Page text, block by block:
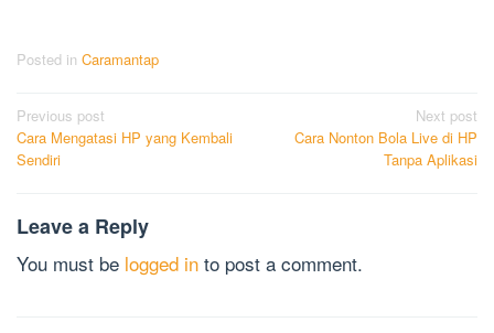
Posted in Caramantap
Post
navigation
Previous post
Cara Mengatasi HP yang Kembali
Sendiri
Next post
Cara Nonton Bola Live di HP
Tanpa Aplikasi
Leave a Reply
You must be logged in to post a comment.